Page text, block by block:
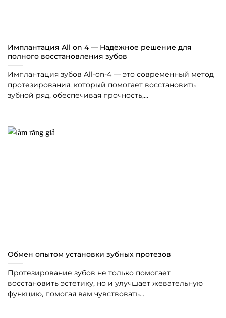
Имплантация All on 4 — Надёжное решение для
полного восстановления зубов
Имплантация зубов All-on-4 — это современный метод
протезирования, который помогает восстановить
зубной ряд, обеспечивая прочность,...
Обмен опытом установки зубных протезов
Протезирование зубов не только помогает
восстановить эстетику, но и улучшает жевательную
функцию, помогая вам чувствовать...